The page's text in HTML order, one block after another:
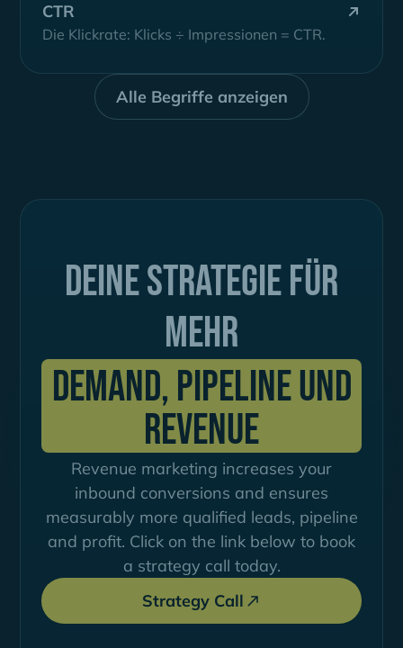
CTR
Die Klickrate: Klicks ÷ Impressionen = CTR.
Alle Begriffe anzeigen
Deine Strategie für
mehr
Demand, Pipeline und
Revenue
Revenue marketing increases your
inbound conversions and ensures
measurably more qualified leads, pipeline
and profit. Click on the link below to book
a strategy call today.
Strategy Call